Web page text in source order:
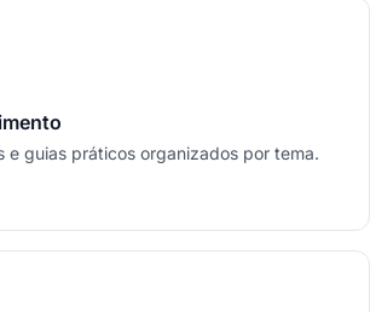
e guias práticos organizados por tema.